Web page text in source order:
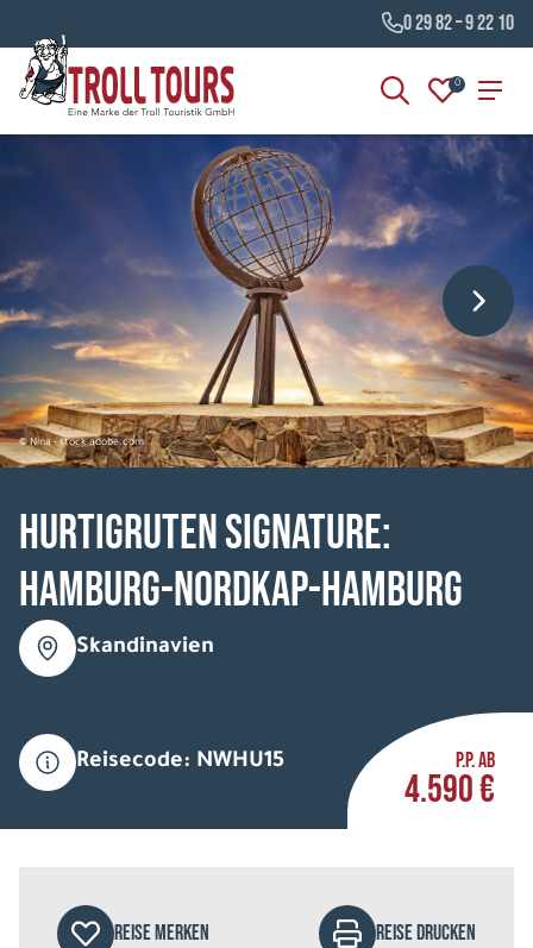
0 29 82 – 9 22 10
0
© Nina - stock.adobe.com
HURTIGRUTEN Signature:
Hamburg-Nordkap-Hamburg
Skandinavien
Reisecode: NWHU15 P.P. AB
4.590 €
REISE MERKEN REISE DRUCKEN